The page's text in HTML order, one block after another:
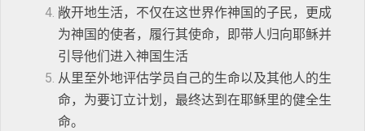
敞开地生活，不仅在这世界作神国的子民，更成
为神国的使者，履行其使命，即带人归向耶稣并
引导他们进入神国生活
从里至外地评估学员自己的生命以及其他人的生
命，为要订立计划，最终达到在耶稣里的健全生
命。